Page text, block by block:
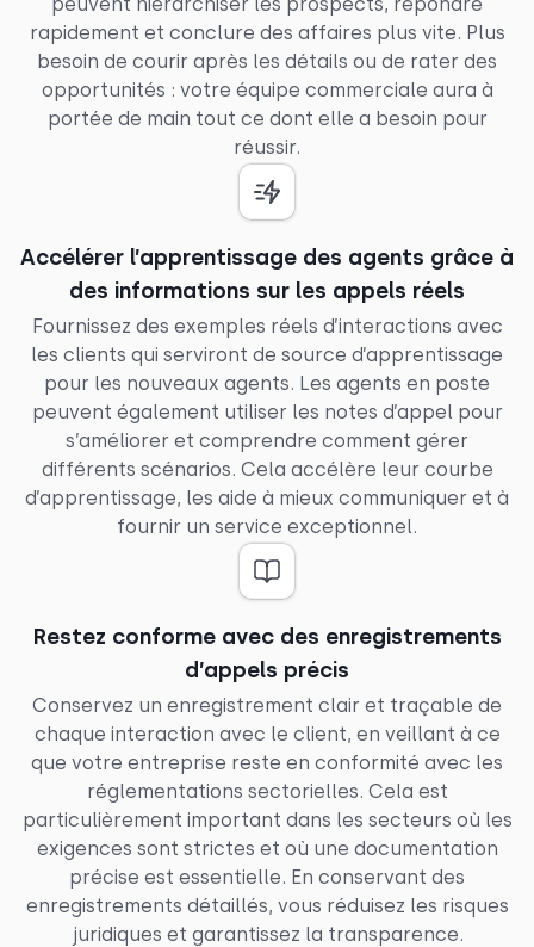
rapidement et conclure des affaires plus vite. Plus
besoin de courir après les détails ou de rater des
opportunités : votre équipe commerciale aura à
portée de main tout ce dont elle a besoin pour
réussir.
Accélérer l’apprentissage des agents grâce à
des informations sur les appels réels
Fournissez des exemples réels d’interactions avec
les clients qui serviront de source d’apprentissage
pour les nouveaux agents. Les agents en poste
peuvent également utiliser les notes d’appel pour
s’améliorer et comprendre comment gérer
différents scénarios. Cela accélère leur courbe
d’apprentissage, les aide à mieux communiquer et à
fournir un service exceptionnel.
Restez conforme avec des enregistrements
d’appels précis
Conservez un enregistrement clair et traçable de
chaque interaction avec le client, en veillant à ce
que votre entreprise reste en conformité avec les
réglementations sectorielles. Cela est
particulièrement important dans les secteurs où les
exigences sont strictes et où une documentation
précise est essentielle. En conservant des
enregistrements détaillés, vous réduisez les risques
juridiques et garantissez la transparence.